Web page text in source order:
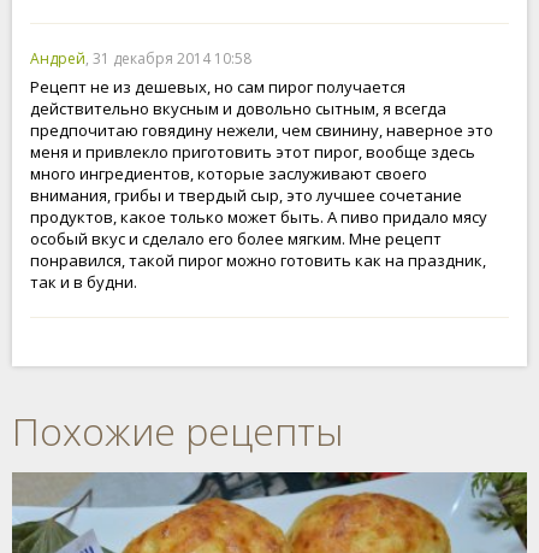
Андрей, 31 декабря 2014 10:58
Рецепт не из дешевых, но сам пирог получается
действительно вкусным и довольно сытным, я всегда
предпочитаю говядину нежели, чем свинину, наверное это
меня и привлекло приготовить этот пирог, вообще здесь
много ингредиентов, которые заслуживают своего
внимания, грибы и твердый сыр, это лучшее сочетание
продуктов, какое только может быть. А пиво придало мясу
особый вкус и сделало его более мягким. Мне рецепт
понравился, такой пирог можно готовить как на праздник,
так и в будни.
Похожие рецепты